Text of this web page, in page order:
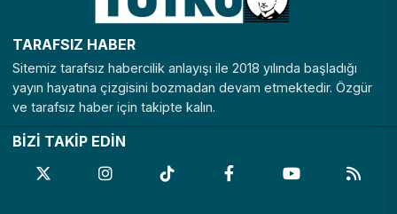
TARAFSIZ HABER
Sitemiz tarafsız habercilik anlayışı ile 2018 yılında başladığı
yayın hayatına çizgisini bozmadan devam etmektedir. Özgür
ve tarafsız haber için takipte kalın.
BİZİ TAKİP EDİN